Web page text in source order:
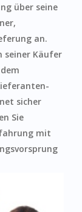
über seine
an.
seiner Käufer
sicher
Sie
mit